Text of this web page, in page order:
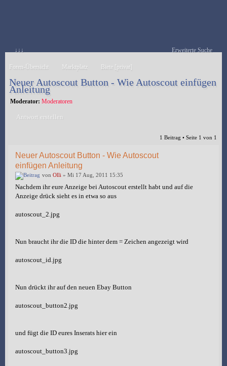
↓↓↓ Erweiterte Suche
Foren-Übersicht Marktplatz Biete [privat]
Neuer Autoscout Button - Wie Autoscout einfügen
Anleitung
Moderator: Moderatoren
Antwort erstellen
1 Beitrag • Seite 1 von 1
Neuer Autoscout Button - Wie Autoscout
einfügen Anleitung
von Olli » Mi 17 Aug, 2011 15:35
Nachdem ihr eure Anzeige bei Autoscout erstellt habt und auf die
Anzeige drück sieht es in etwa so aus
autoscout_2.jpg
Nun braucht ihr die ID die hinter dem = Zeichen angezeigt wird
autoscout_id.jpg
Nun drückt ihr auf den neuen Ebay Button
autoscout_button2.jpg
und fügt die ID eures Inserats hier ein
autoscout_button3.jpg